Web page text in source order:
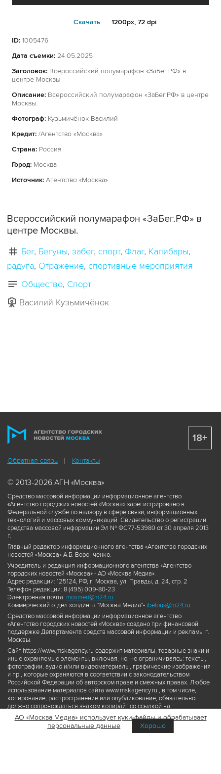
Cкачать 1200px, 72 dpi
ID: 1005476
Дата съемки: 24.05.2025
Заголовок: Всероссийский полумарафон «ЗаБег.РФ» в
центре Москвы
Описание: Всероссийский полумарафон «ЗаБег.РФ» в центре
Москвы.
Фотограф: Кузьмичёнок Василий
Кредит: /Агентство «Москва»
Страна: Россия
Город: Москва
Источник: Агентство «Москва»
Всероссийский полумарафон «ЗаБег.РФ» в
центре Москвы.
Бег Бегуны забег спорт Флаг Капибары
радуга Отражение спортивные мероприятия
Общество Спорт
Василий Кузьмичёнок
Обратная связь Контакты
© 2013-2026 АГН «Москва»
Средство массовой информации информационное агентство
«Агентство городских новостей «Москва» зарегистрировано в
Федеральной службе по надзору в сфере связи, информационных
технологий и массовых коммуникаций. Свидетельство о регистрации
средства массовой информации Эл № ФС77-53980 от 30 апреля 2013
г.
Главный редактор информационного агентства «Агентство городских
новостей «Москва» А.Б. Воронченко.
Учредитель и редакция информационного агентства «Агентство
городских новостей «Москва» - АО «Москва Медиа».
Адрес редакции: 125124, РФ, г. Москва, ул. Правды, д. 24, стр. 2
Телефон редакции: 8 (495) 009-80-23
Электронная почта: mosmed@m24.ru
Коммерческий отдел холдинга "Москва Медиа"- ibelous@m24.ru
Средство массовой информации информационное агентство
«Агентство городских новостей «Москва» создано при финансовой
поддержке Департамента средств массовой информации и рекламы г.
Москвы.
Сайт https://www.mskagency.ru содержит материалы, товарные знаки и
иные охраняемые элементы, включая, но, не ограничиваясь: тексты,
фотографии, аудио и/или видеоматериалы, графические изображения
и пр., которые охраняются в соответствии с законодательством
Российской Федерации об авторском праве и смежных правах. Любое
использование материалов сайта www.mskagency.ru , в том числе,
копирование, распространение или опубликование, обязательно
должно сопровождаться знаком копирайт со ссылкой на
правообладателя © АО «Москва Медиа», а также гиперссылкой на сайт
www.mskagency.ru как на первоисточник информации. Переработка
материалов сайта www.mskagency.ru не допускается.
18+
АО «Москва Медиа» использует куки-файлы и обрабатывает
персональные данные
Хорошо